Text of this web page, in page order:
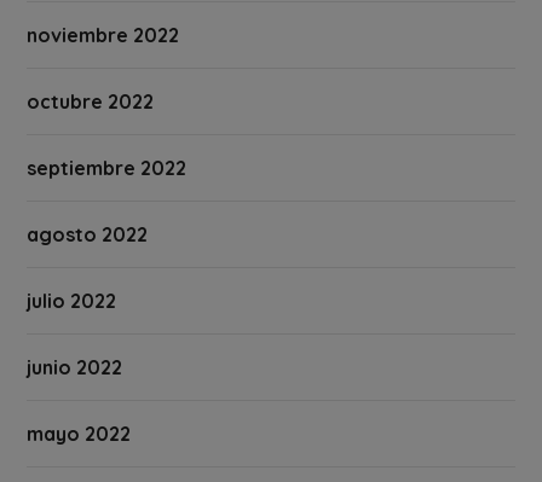
noviembre 2022
octubre 2022
septiembre 2022
agosto 2022
julio 2022
junio 2022
mayo 2022